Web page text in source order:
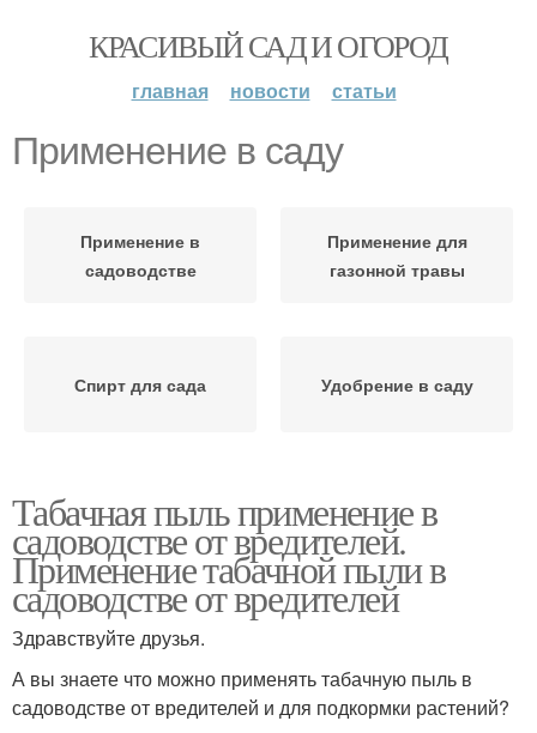
КРАСИВЫЙ САД И ОГОРОД
главная новости статьи
Применение в саду
Применение в
садоводстве
Применение для
газонной травы
Спирт для сада Удобрение в саду
Табачная пыль применение в
садоводстве от вредителей.
Применение табачной пыли в
садоводстве от вредителей
Здравствуйте друзья.
А вы знаете что можно применять табачную пыль в
садоводстве от вредителей и для подкормки растений?